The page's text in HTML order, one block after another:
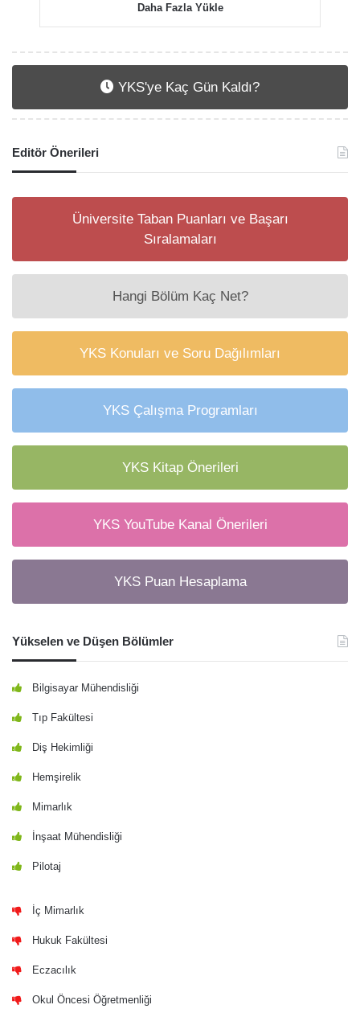
Daha Fazla Yükle
YKS'ye Kaç Gün Kaldı?
Editör Önerileri
Üniversite Taban Puanları ve Başarı
Sıralamaları
Hangi Bölüm Kaç Net?
YKS Konuları ve Soru Dağılımları
YKS Çalışma Programları
YKS Kitap Önerileri
YKS YouTube Kanal Önerileri
YKS Puan Hesaplama
Yükselen ve Düşen Bölümler
Bilgisayar Mühendisliği
Tıp Fakültesi
Diş Hekimliği
Hemşirelik
Mimarlık
İnşaat Mühendisliği
Pilotaj
İç Mimarlık
Hukuk Fakültesi
Eczacılık
Okul Öncesi Öğretmenliği